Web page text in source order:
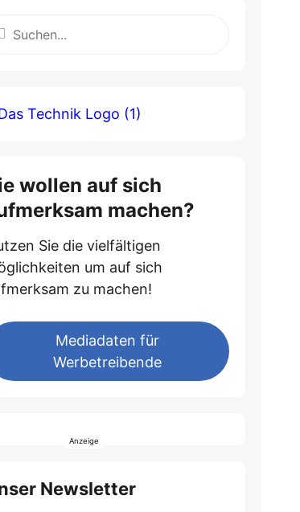
wollen auf sich
machen?
Sie die vielfältigen
um auf sich
zu machen!
Mediadaten für
Werbetreibende
Newsletter